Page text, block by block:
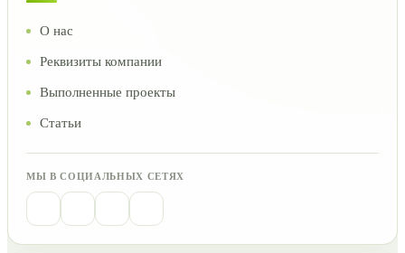
О нас
Реквизиты компании
Выполненные проекты
Статьи
МЫ В СОЦИАЛЬНЫХ СЕТЯХ